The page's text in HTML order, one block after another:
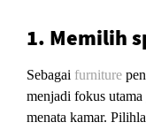
1. Memilih
Sebagai furniture
menjadi fokus
menata kamar.